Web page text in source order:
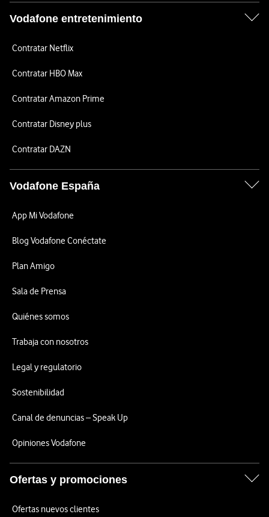
Vodafone entretenimiento
Contratar Netflix
Contratar HBO Max
Contratar Amazon Prime
Contratar Disney plus
Contratar DAZN
Vodafone España
App Mi Vodafone
Blog Vodafone Conéctate
Plan Amigo
Sala de Prensa
Quiénes somos
Trabaja con nosotros
Legal y regulatorio
Sostenibilidad
Canal de denuncias – Speak Up
Opiniones Vodafone
Ofertas y promociones
Ofertas nuevos clientes